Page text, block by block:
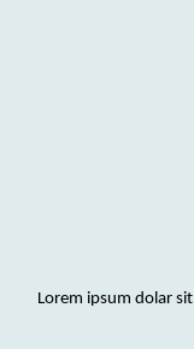
Lorem ipsum dolar sit